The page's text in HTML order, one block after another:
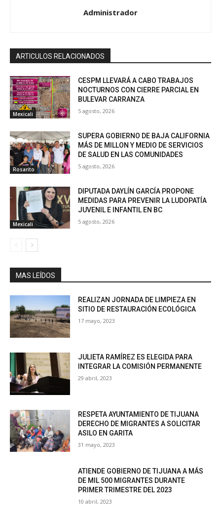
Administrador
ARTICULOS RELACIONADOS
Mexicali
CESPM LLEVARÁ A CABO TRABAJOS
NOCTURNOS CON CIERRE PARCIAL EN
BULEVAR CARRANZA
5 agosto, 2026
Rosarito
SUPERA GOBIERNO DE BAJA CALIFORNIA
MÁS DE MILLON Y MEDIO DE SERVICIOS
DE SALUD EN LAS COMUNIDADES
5 agosto, 2026
Mexicali
DIPUTADA DAYLÍN GARCÍA PROPONE
MEDIDAS PARA PREVENIR LA LUDOPATÍA
JUVENIL E INFANTIL EN BC
5 agosto, 2026
MAS LEÍDOS
REALIZAN JORNADA DE LIMPIEZA EN
SITIO DE RESTAURACIÓN ECOLÓGICA
17 mayo, 2023
JULIETA RAMÍREZ ES ELEGIDA PARA
INTEGRAR LA COMISIÓN PERMANENTE
29 abril, 2023
RESPETA AYUNTAMIENTO DE TIJUANA
DERECHO DE MIGRANTES A SOLICITAR
ASILO EN GARITA
31 mayo, 2023
ATIENDE GOBIERNO DE TIJUANA A MÁS
DE MIL 500 MIGRANTES DURANTE
PRIMER TRIMESTRE DEL 2023
10 abril, 2023